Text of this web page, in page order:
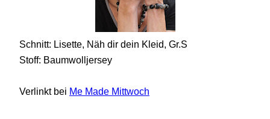
Schnitt: Lisette, Näh dir dein Kleid, Gr.S
Stoff: Baumwolljersey
Verlinkt bei Me Made Mittwoch